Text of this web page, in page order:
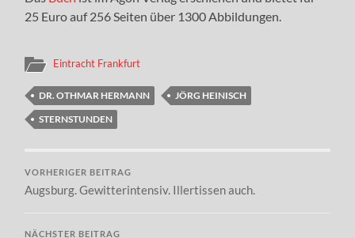
25 Euro auf 256 Seiten über 1300 Abbildungen.
Eintracht Frankfurt
DR. OTHMAR HERMANN
JÖRG HEINISCH
STERNSTUNDEN
VORHERIGER BEITRAG
Augsburg. Gewitterintensiv. Illertissen auch.
NÄCHSTER BEITRAG